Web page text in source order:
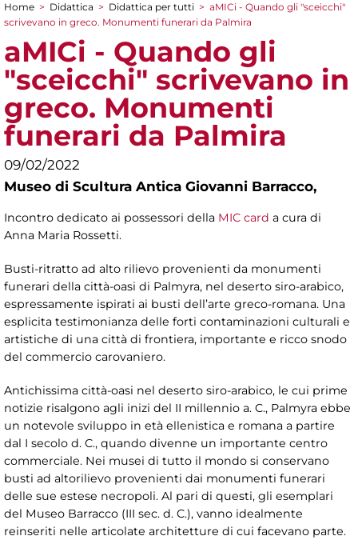
Tu sei qui
Home > Didattica > Didattica per tutti > aMICi - Quando gli "sceicchi"
scrivevano in greco. Monumenti funerari da Palmira
aMICi - Quando gli
"sceicchi" scrivevano in
greco. Monumenti
funerari da Palmira
09/02/2022
Museo di Scultura Antica Giovanni Barracco,
Incontro dedicato ai possessori della MIC card a cura di
Anna Maria Rossetti.
Busti-ritratto ad alto rilievo provenienti da monumenti
funerari della città-oasi di Palmyra, nel deserto siro-arabico,
espressamente ispirati ai busti dell’arte greco-romana. Una
esplicita testimonianza delle forti contaminazioni culturali e
artistiche di una città di frontiera, importante e ricco snodo
del commercio carovaniero.
Antichissima città-oasi nel deserto siro-arabico, le cui prime
notizie risalgono agli inizi del II millennio a. C., Palmyra ebbe
un notevole sviluppo in età ellenistica e romana a partire
dal I secolo d. C., quando divenne un importante centro
commerciale. Nei musei di tutto il mondo si conservano
busti ad altorilievo provenienti dai monumenti funerari
delle sue estese necropoli. Al pari di questi, gli esemplari
del Museo Barracco (III sec. d. C.), vanno idealmente
reinseriti nelle articolate architetture di cui facevano parte.